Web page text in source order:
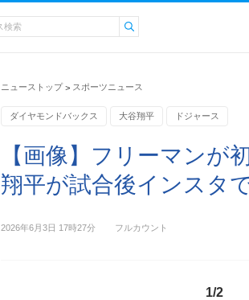
ニューストップ > スポーツニュース
ダイヤモンドバックス 大谷翔平 ドジャース
【画像】フリーマンが
翔平が試合後インスタ
2026年6月3日 17時27分 フルカウント
1/2